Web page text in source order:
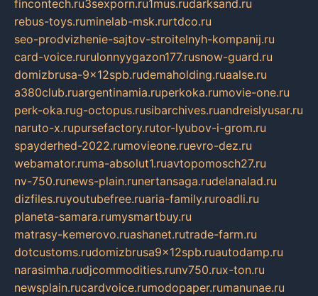
fincontech.ru3sexporn.ru1mus.rudarksand.ru
rebus-toys.ruminelab-msk.rurtdco.ru
seo-prodvizhenie-sajtov-stroitelnyh-kompanij.ru
card-voice.rurulonnyygazon177.rusnow-guard.ru
domizbrusa-9x12spb.rudemaholding.ruaalse.ru
a380club.ruargentinamia.ruperkoka.rumovie-one.ru
perk-oka.rug-octopus.rusibarchives.ruandreislyusar.ru
naruto-x.rupursefactory.rutor-lyubov-i-grom.ru
spayderhed-2022.rumovieone.ruevro-dez.ru
webamator.ruma-absolut1.ruavtopomosch27.ru
nv-750.runews-plain.runertansaga.rudelanalad.ru
dizfiles.ruyoutubefree.ruaria-family.ruroadli.ru
planeta-samara.rumysmartbuy.ru
matrasy-kemerovo.ruashanet.rutrade-farm.ru
dotcustoms.rudomizbrusa9x12spb.ruautodamp.ru
narasimha.rudjcommodities.runv750.rux-ton.ru
newsplain.rucardvoice.rumodopaper.rumanunae.ru